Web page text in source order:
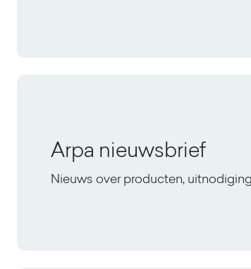
Arpa nieuwsbrief
Nieuws over producten,